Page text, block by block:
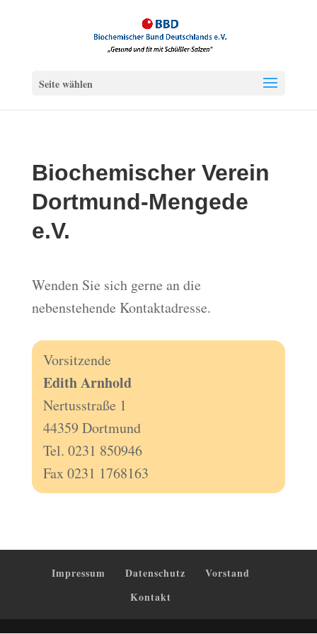
Seite wählen
Biochemischer Verein
Dortmund-Mengede
e.V.
Wenden Sie sich gerne an die
nebenstehende Kontaktadresse.
Vorsitzende
Edith Arnhold
Nertusstraße 1
44359 Dortmund
Tel. 0231 850946
Fax 0231 1768163
Impressum Datenschutz
Vorstand
Kontakt